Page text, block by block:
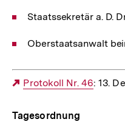
Staatssekretär a. D.
Oberstaatsanwalt
Externer
Protokoll Nr. 46: 13.
Tagesordnung